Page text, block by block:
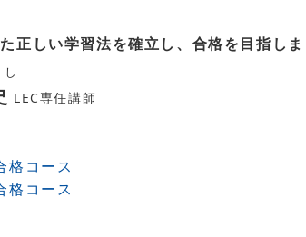
正しい学習法を確立し、合格を目指しま
LEC専任講師
格コース
格コース